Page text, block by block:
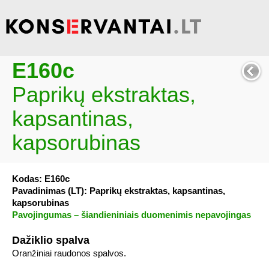
E160c
Paprikų ekstraktas,
kapsantinas,
kapsorubinas
Kodas: E160c
Pavadinimas (LT): Paprikų ekstraktas, kapsantinas,
kapsorubinas
Pavojingumas – šiandieniniais duomenimis nepavojingas
Dažiklio spalva
Oranžiniai raudonos spalvos.